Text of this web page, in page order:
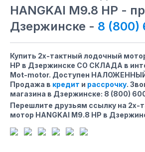
HANGKAI M9.8 HP -
Дзержинске - 8 (800)
Купить 2х-тактный лодочный
HP в Дзержинске СО СКЛАДА в
Mot-motor. Доступен
Продажа в кредит и рассрочку.
магазина в Дзержинске: 8 (800)
Перешлите друзьям ссылку на 2х-
мотор HANGKAI M9.8 HP в